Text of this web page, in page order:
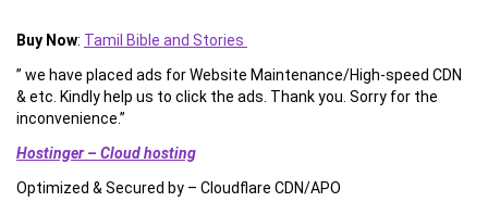
Buy Now: Tamil Bible and Stories
” we have placed ads for Website Maintenance/High-speed CDN
& etc. Kindly help us to click the ads. Thank you. Sorry for the
inconvenience.”
Hostinger – Cloud hosting
Optimized & Secured by – Cloudflare CDN/APO